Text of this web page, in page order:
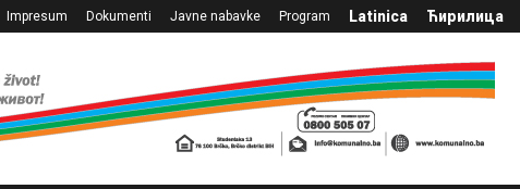
Impresum Dokumenti Javne nabavke Program Latinica Ћирилица